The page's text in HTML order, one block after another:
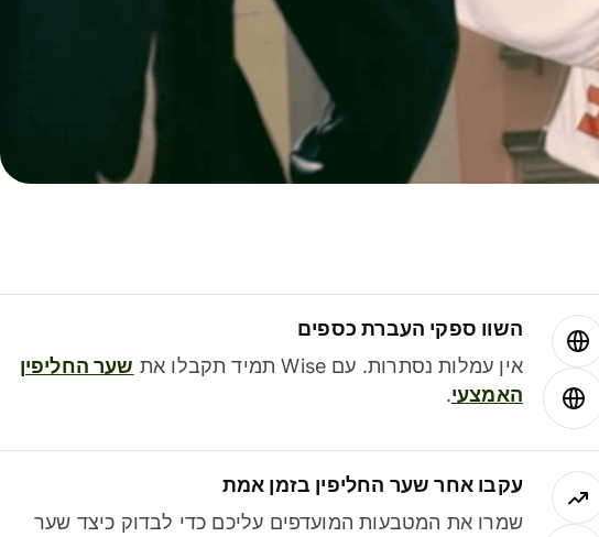
השוו ספקי העברת כספים
אין עמלות נסתרות. עם Wise תמיד תקבלו את
שער החליפין
האמצעי.
עקבו אחר שער החליפין בזמן אמת
שמרו את המטבעות המועדפים עליכם כדי לבדוק כיצד שער